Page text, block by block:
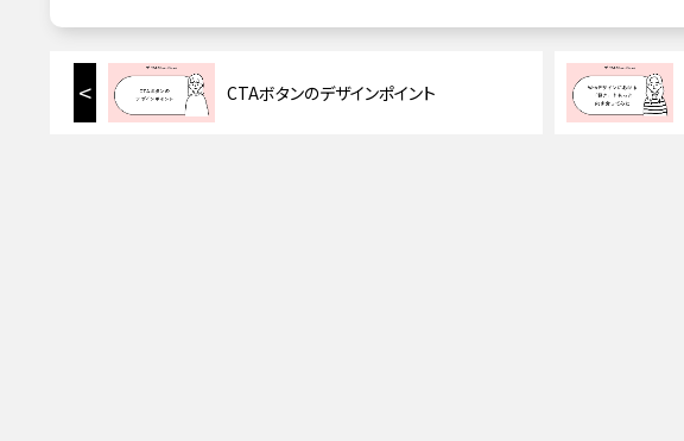
< CTAボタンのデザインポイント